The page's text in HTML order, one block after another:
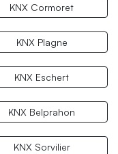
KNX Cormoret
KNX Plagne
KNX Eschert
KNX Belprahon
KNX Sorvilier